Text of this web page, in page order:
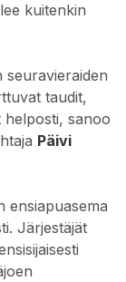
kuitenkin
seuravieraiden
taudit,
helposti, sanoo
Päivi
ensiapuasema
Järjestäjät